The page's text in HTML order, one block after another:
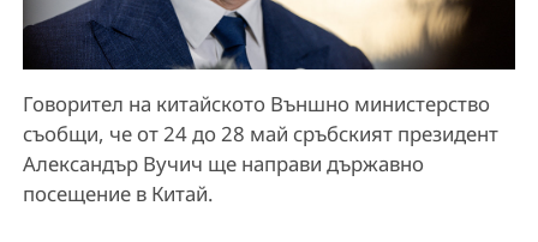
Говорител на китайското Външно министерство
съобщи, че от 24 до 28 май сръбският президент
Александър Вучич ще направи държавно
посещение в Китай.